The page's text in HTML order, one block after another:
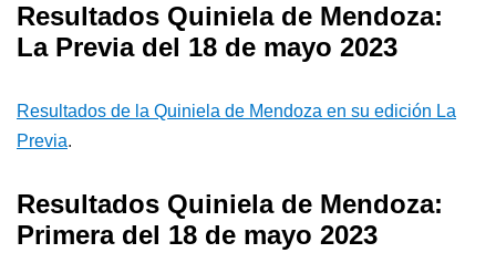
Resultados Quiniela de Mendoza:
La Previa del 18 de mayo 2023
Resultados de la Quiniela de Mendoza en su edición La
Previa.
Resultados Quiniela de Mendoza:
Primera del 18 de mayo 2023